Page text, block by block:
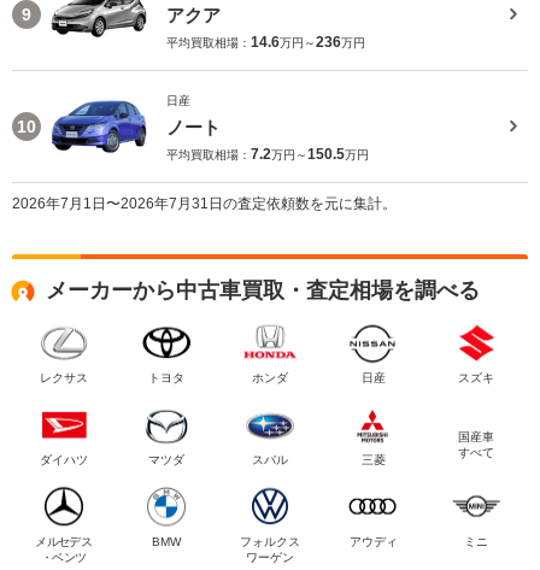
9 アクア
平均買取相場： 14.6万円～236万円
10
日産
ノート
平均買取相場： 7.2万円～150.5万円
2026年7月1日〜2026年7月31日の査定依頼数を元に集計。
メーカーから中古車買取・査定相場を調べる
レクサス トヨタ ホンダ 日産 スズキ
ダイハツ マツダ スバル 三菱
国産車
すべて
メルセデス
・ベンツ
BMW
フォルクス
ワーゲン
アウディ ミニ